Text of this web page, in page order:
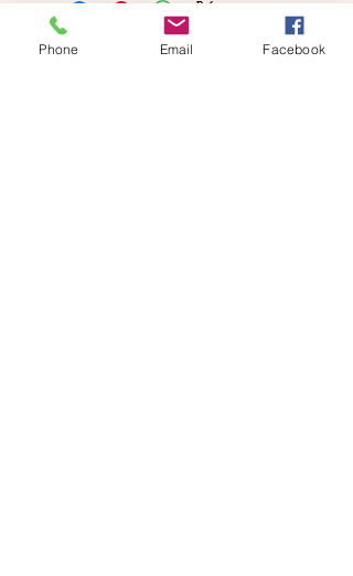
Phone Email Facebook